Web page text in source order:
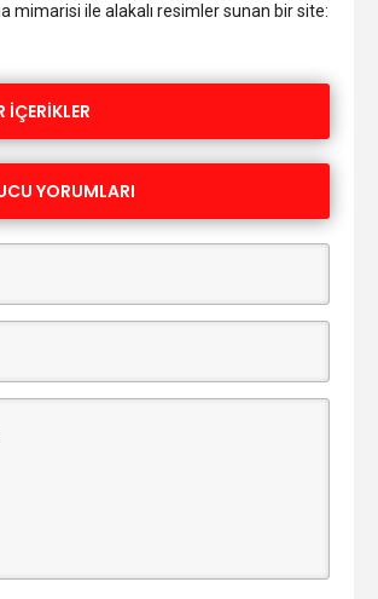
mimarisi ile alakalı resimler sunan bir site:
İÇERİKLER
YORUMLARI